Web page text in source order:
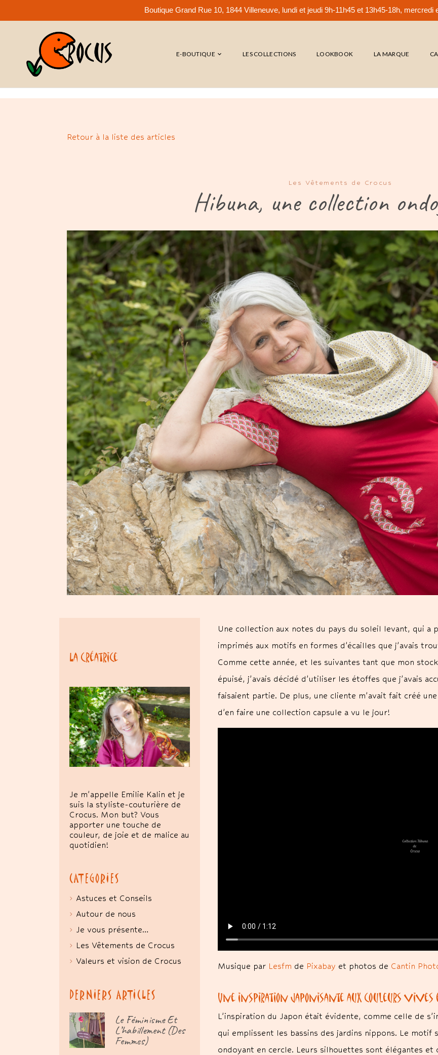
Boutique Grand Rue 10, 1844 Villeneuve, lundi et jeudi 9h-11h45 et 13h45-18h,
E-BOUTIQUE LES COLLECTIONS LOOKBOOK LA MARQUE
Retour à la liste des articles
Les Vêtements de Crocus
Hibuna, une collection
La créatrice
Je m'appelle Emilie Kalin et je
suis la styliste-couturière de
Crocus. Mon but? Vous
apporter une touche de
couleur, de joie et de malice au
quotidien!
CATEGORIES
Astuces et Conseils
Autour de nous
Je vous présente…
Les Vêtements de Crocus
Valeurs et vision de Crocus
DERNIERS ARTICLES
Le Féminisme Et
L’habillement (des
Femmes)
Une collection aux notes du pays du soleil levant, qui a
imprimés aux motifs en formes d’écailles que j’avais
Comme cette année, et les suivantes tant que mon
épuisé, j’avais décidé d’utiliser les étoffes que j’avais
faisaient partie. De plus, une cliente m’avait fait créé
d’en faire une collection capsule a vu le jour!
Musique par Lesfm de Pixabay et photos de Cantin
Une inspiration japonisante aux couleurs vives
L’inspiration du Japon était évidente, comme celle de
qui emplissent les bassins des jardins nippons. Le motif
ondoyant en cercle. Leurs silhouettes sont élégantes et